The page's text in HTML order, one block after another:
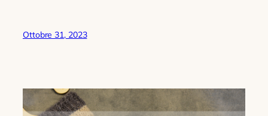
Ottobre 31, 2023